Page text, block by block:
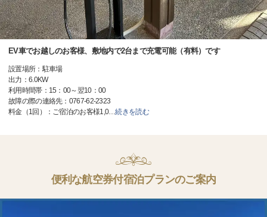
EV車でお越しのお客様、敷地内で2台まで充電可能（有料）です
設置場所：駐車場
出力：6.0KW
利用時間帯：15：00～翌10：00
故障の際の連絡先：0767-62-2323
料金（1回）：ご宿泊のお客様1,0…続きを読む
便利な航空券付宿泊プランのご案内